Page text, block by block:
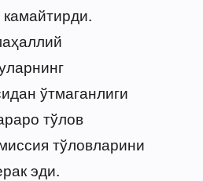
ўтмаганлиги
тўлов
тўловларини
эди.